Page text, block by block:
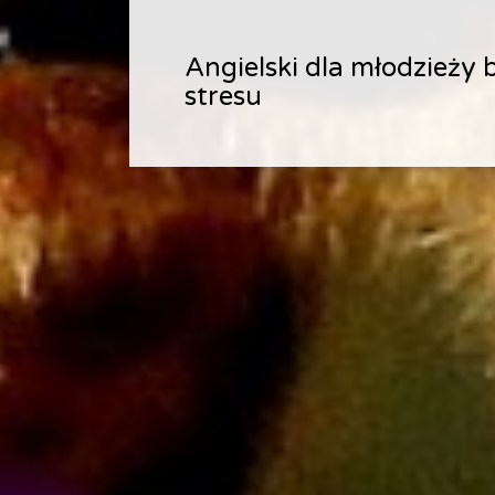
Angielski dla młodzieży
stresu
Angielski dla młodzieży
stresu
Angielski dla młodzieży
stresu